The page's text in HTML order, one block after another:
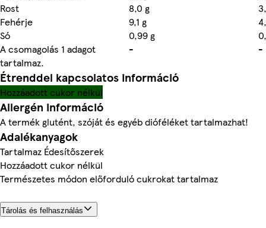
Rost
8,0 g
Fehérje
9,1 g
Só
0,99 g
A csomagolás 1 adagot
tartalmaz.
- -
Étrenddel kapcsolatos információ
Hozzáadott cukor nélkül
Allergén információ
A termék glutént, szóját és egyéb dióféléket tartalmazhat!
Adalékanyagok
Tartalmaz Édesítőszerek
Hozzáadott cukor nélkül
Természetes módon előforduló cukrokat tartalmaz
Tárolás és felhasználás